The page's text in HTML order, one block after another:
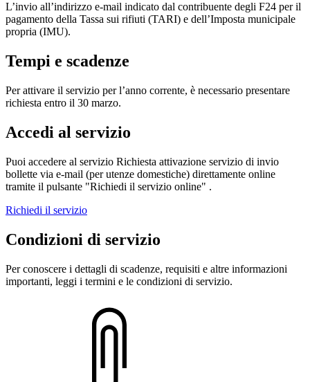
L’invio all’indirizzo e-mail indicato dal contribuente degli F24 per il
pagamento della Tassa sui rifiuti (TARI) e dell’Imposta municipale
propria (IMU).
Tempi e scadenze
Per attivare il servizio per l’anno corrente, è necessario presentare
richiesta entro il 30 marzo.
Accedi al servizio
Puoi accedere al servizio Richiesta attivazione servizio di invio
bollette via e-mail (per utenze domestiche) direttamente online
tramite il pulsante "Richiedi il servizio online" .
Richiedi il servizio
Condizioni di servizio
Per conoscere i dettagli di scadenze, requisiti e altre informazioni
importanti, leggi i termini e le condizioni di servizio.